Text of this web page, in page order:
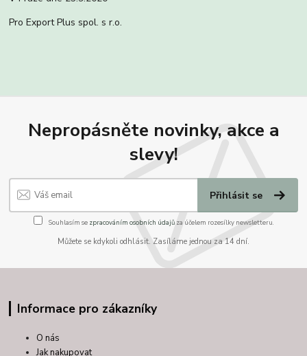
Pro Export Plus spol. s r.o.
Nepropásněte novinky, akce a
slevy!
Přihlásit se
Souhlasím se zpracováním osobních údajůza účelem rozesílky newsletteru.
Můžete se kdykoli odhlásit. Zasíláme jednou za 14 dní.
Informace pro zákazníky
O nás
Jak nakupovat